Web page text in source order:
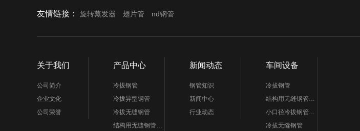
友情链接： 旋转蒸发器 翅片管 nd钢管
关于我们
公司简介
企业文化
公司荣誉
产品中心
冷拔钢管
冷拔异型钢管
冷拔无缝钢管
结构用无缝钢管…
新闻动态
钢管知识
新闻中心
行业动态
车间设备
冷拔钢管
结构用无缝钢管…
小口径冷拔钢管…
冷拔无缝钢管